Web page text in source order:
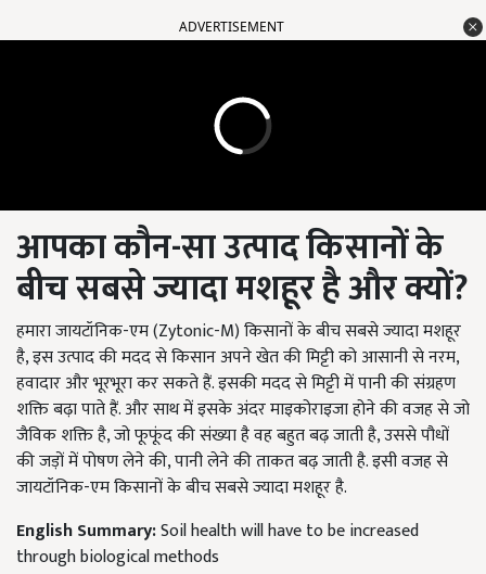
ADVERTISEMENT
आपकाकौन-साउत्पादकिसानोंके
बीचसबसेज्यादामशहूरहैऔरक्यों?
हमारा जायटॉनिक-एम (Zytonic-M) किसानों के बीच सबसे ज्यादा मशहूर
है, इस उत्पाद की मदद से किसान अपने खेत की मिट्टी को आसानी से नरम,
हवादार और भूरभूरा कर सकते हैं. इसकी मदद से मिट्टी में पानी की संग्रहण
शक्ति बढ़ा पाते हैं. और साथ में इसके अंदर माइकोराइजा होने की वजह से जो
जैविक शक्ति है, जो फूफूंद की संख्या है वह बहुत बढ़ जाती है, उससे पौधों
की जड़ों में पोषण लेने की, पानी लेने की ताकत बढ़ जाती है. इसी वजह से
जायटॉनिक-एम किसानों के बीच सबसे ज्यादा मशहूर है.
English Summary:Soil health will have to be increased
through biological methods